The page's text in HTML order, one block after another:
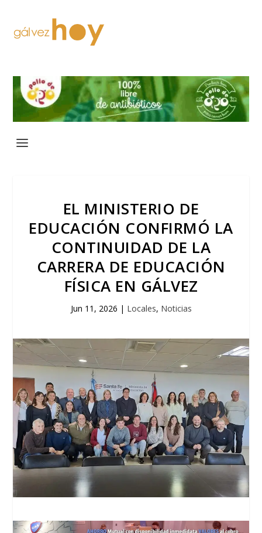
EL MINISTERIO DE
EDUCACIÓN CONFIRMÓ LA
CONTINUIDAD DE LA
CARRERA DE EDUCACIÓN
FÍSICA EN GÁLVEZ
Jun 11, 2026 | Locales, Noticias